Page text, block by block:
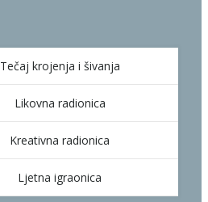
Tečaj krojenja i šivanja
Likovna radionica
Kreativna radionica
Ljetna igraonica